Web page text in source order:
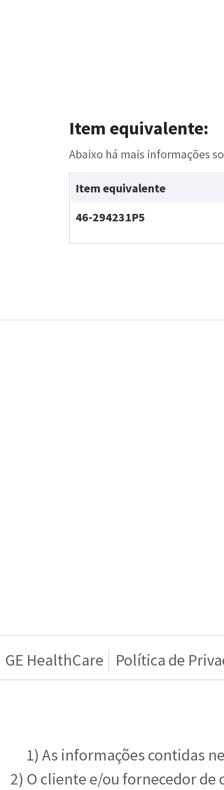
Item equivalente:
Abaixo há mais informações
Item equivalente
46-294231P5
GE HealthCare Política de
1) As informações contidas
2) O cliente e/ou fornecedor